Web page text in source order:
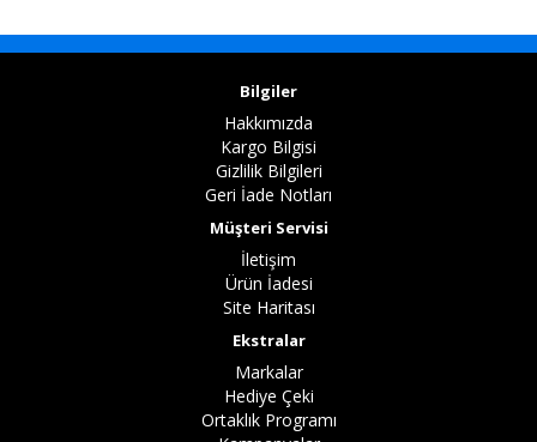
Bilgiler
Hakkımızda
Kargo Bilgisi
Gizlilik Bilgileri
Geri İade Notları
Müşteri Servisi
İletişim
Ürün İadesi
Site Haritası
Ekstralar
Markalar
Hediye Çeki
Ortaklık Programı